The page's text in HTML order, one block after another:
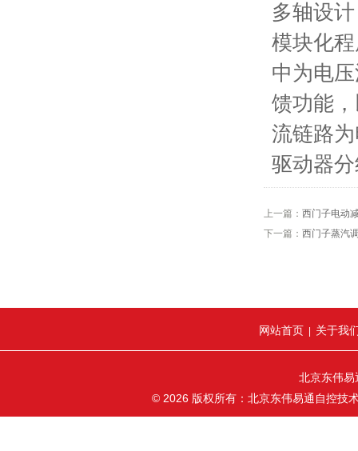
多轴设
模块化
中为电
馈功能
流链路
驱动器
上一篇： 西门子电动
下一篇： 西门子蒸汽
网站首页 关于我
北京东伟易
© 2026 版权所有：北京东伟易通自控技